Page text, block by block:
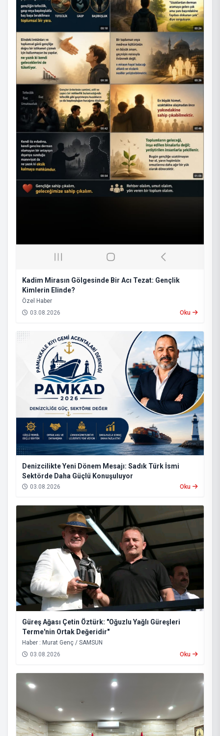
Kadim Mirasın Gölgesinde Bir Acı Tezat: Gençlik
Kimlerin Elinde?
​Özel Haber
03.08.2026
Oku
Denizcilikte Yeni Dönem Mesajı: Sadık Türk İsmi
Sektörde Daha Güçlü Konuşuluyor
03.08.2026 Oku
Güreş Ağası Çetin Öztürk: "Oğuzlu Yağlı Güreşleri
Terme'nin Ortak Değeridir"
Haber : Murat Genç / SAMSUN
03.08.2026
Oku